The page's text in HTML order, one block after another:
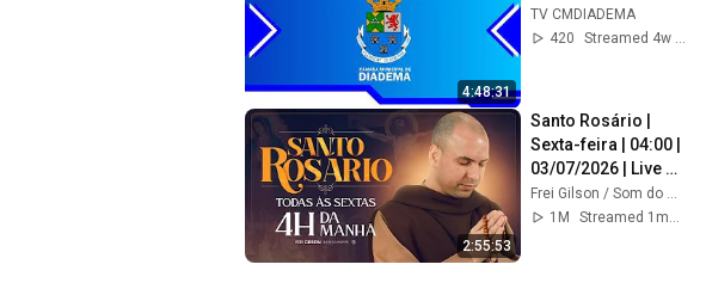
4:48:31
TV CMDIADEMA
420
2:55:53
Santo Rosário |
Sexta-feira | 04:00 |
03/07/2026 | Live
Ao vivo
1M